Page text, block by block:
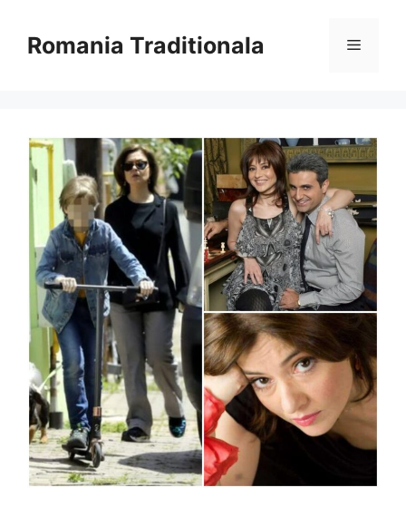
conținutRomania Traditionala Meniu